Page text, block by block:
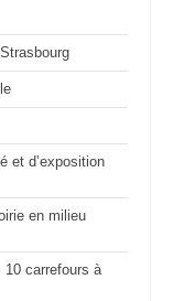
et d’exposition
en milieu
carrefours à